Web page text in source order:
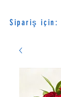
Sipariş için: